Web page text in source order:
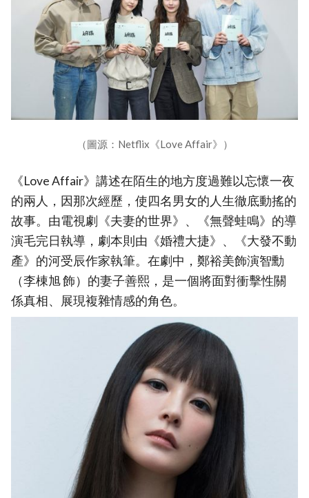
（圖源：Netflix《Love Affair》）
《Love Affair》講述在陌生的地方度過難以忘懷一夜
的兩人，因那次經歷，使四名男女的人生徹底動搖的
故事。由電視劇《夫妻的世界》、《無聲蛙鳴》的導
演毛完日執導，劇本則由《婚禮大捷》、《大發不動
產》的河受辰作家執筆。在劇中，鄭裕美飾演智勳
（李棟旭 飾）的妻子善熙，是一個將面對衝擊性關
係真相、展現複雜情感的角色。